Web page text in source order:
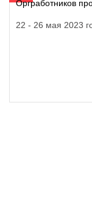
Оргработников
22 - 26 мая 2023